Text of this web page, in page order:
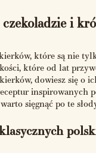
i
które są nie
które od lat
dowiesz się o
inspirowanych
sięgnąć po te